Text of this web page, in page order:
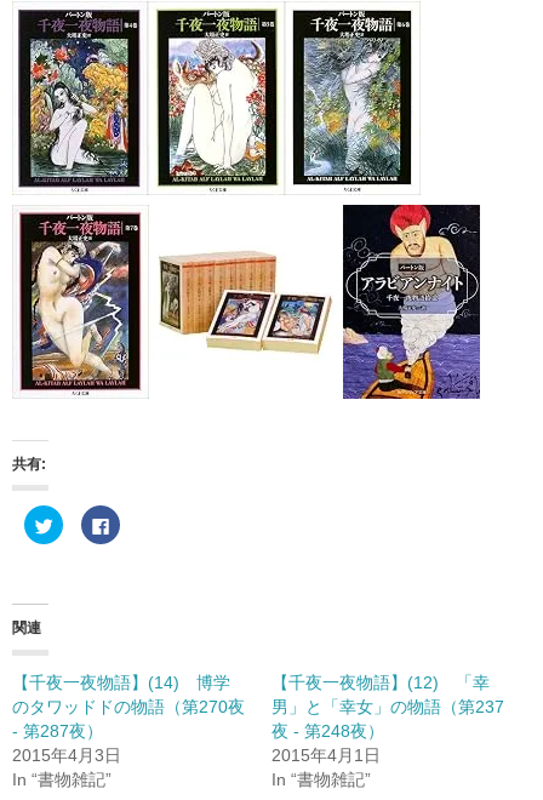
共有:
ク
リ
e
r
で
共
有
(
新
し
F
a
す
る
に
リ
ッ
関連
【千夜一夜物語】(14) 博学
のタワッドドの物語（第270夜
- 第287夜）
2015年4月3日
In “書物雑記”
【千夜一夜物語】(12) 「幸
男」と「幸女」の物語（第237
夜 - 第248夜）
2015年4月1日
In “書物雑記”